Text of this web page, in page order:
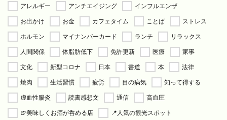
アレルギー
アンチエイジング
インフルエンザ
お出かけ
お金 カフェタイム ことば
ストレス
ホルモン
マイナンバーカード ランチ
リラックス
人間関係
体脂肪低下 免許更新 医療
家事
文化
新型コロナ 日本 書道 本
法律
焼肉
生活習慣 疲労 目の病気
知って得する
虚血性腸炎
読書感想文 通信
高血圧
🍺美味しくお酒が呑める店
📍人気の観光スポット